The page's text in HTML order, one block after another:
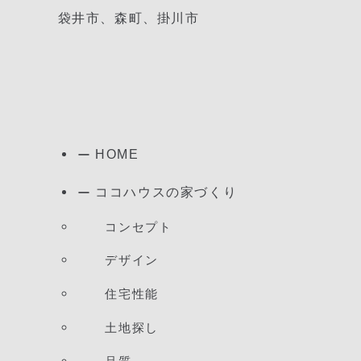
袋井市、森町、掛川市
HOME
ココハウスの家づくり
コンセプト
デザイン
住宅性能
土地探し